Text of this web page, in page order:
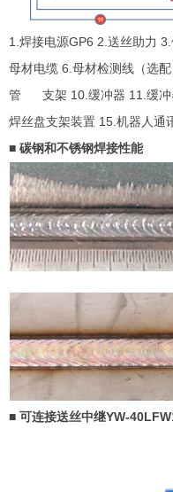
1.焊接电源GP6 2.送丝助力
母材电缆 6.母材检测线（选
管 支架 10.缓冲器 11.缓冲
焊丝盘支架装置 15.机器人通
■ 碳钢和不锈钢焊接性能
■ 可连接送丝中继YW-